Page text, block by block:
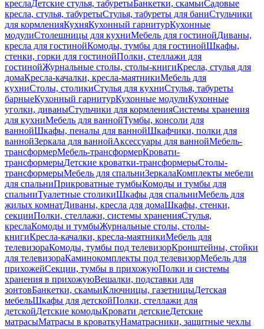
креслаДетские стулья, табуретыБанкетки, скамьиСадовые
кресла, стулья, табуретыСтулья, табуреты для баниСтульчики
для кормленияКухняКухонный гарнитурКухонные
модулиСтолешницы для кухниМебель для гостинойДиваны,
кресла для гостинойКомоды, тумбы для гостинойШкафы,
стенки, горки для гостинойПолки, стеллажи для
гостинойЖурнальные столы, столы-книгиКресла, стулья для
домаКресла-качалки, кресла-маятникиМебель для
кухниСтолы, столикиСтулья для кухниСтулья, табуреты
барныеКухонный гарнитурКухонные модулиКухонные
уголки, диваныСтульчики для кормленияСистемы хранения
для кухниМебель для ваннойТумбы, консоли для
ваннойШкафы, пеналы для ваннойШкафчики, полки для
ваннойЗеркала для ваннойАксессуары для ваннойМебель-
трансформерМебель-трансформерКровати-
трансформерыДетские кроватки-трансформерыСтолы-
трансформерыМебель для спальниЗеркалаКомплекты мебели
для спальниПрикроватные тумбыКомоды и тумбы для
спальниТуалетные столикиШкафы для спальниМебель для
жилых комнатДиваны, кресла для домаШкафы, стенки,
секцииПолки, стеллажи, системы храненияСтулья,
креслаКомоды и тумбыЖурнальные столы, столы-
книгиКресла-качалки, кресла-маятникиМебель для
телевизораКомоды, тумбы под телевизорКронштейны, стойки
для телевизораКаминокомплекты под телевизорМебель для
прихожейСекции, тумбы в прихожуюПолки и системы
хранения в прихожуюВешалки, подставки для
зонтовБанкетки, скамьиКлючницы, газетницыДетская
мебельШкафы для детскойПолки, стеллажи для
детскойДетские комодыКровати детскиеДетские
матрасыМатрасы в кроваткуНаматрасники, защитные чехлы